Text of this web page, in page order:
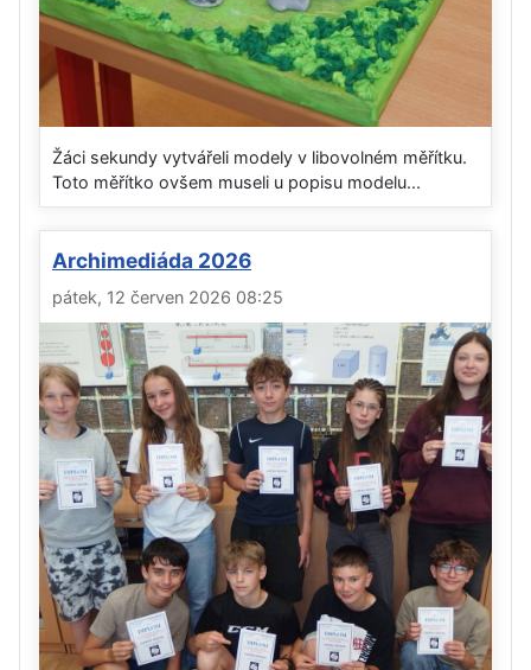
Žáci sekundy vytvářeli modely v libovolném měřítku.
Toto měřítko ovšem museli u popisu modelu...
Archimediáda 2026
pátek, 12 červen 2026 08:25